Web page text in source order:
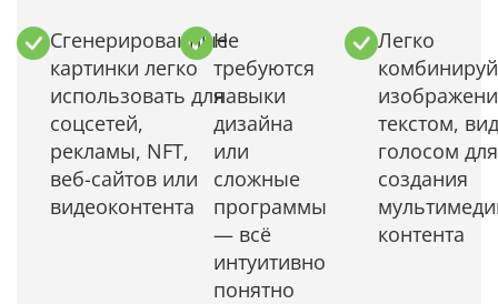
Сгенерированные
картинки легко
использовать для
соцсетей,
рекламы, NFT,
веб-сайтов или
видеоконтента
Не
требуются
навыки
дизайна
или
сложные
программы
— всё
интуитивно
понятно
Легко
текстом,
голосом для
создания
контента